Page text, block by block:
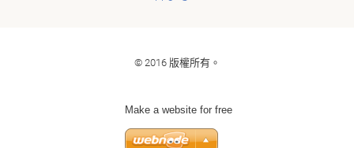
© 2016 版權所有。
Make a website for free